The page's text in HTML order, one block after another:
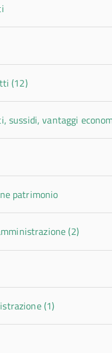
(12)
sussidi, vantaggi
patrimonio
(2)
(1)